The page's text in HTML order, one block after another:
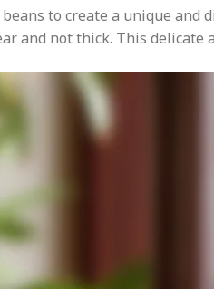
to create a unique and
and not thick. This delicate